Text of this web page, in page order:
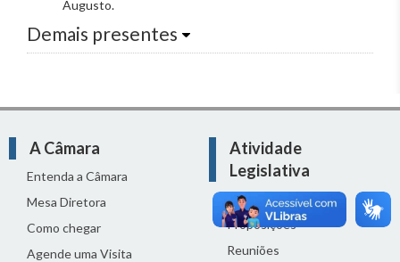
Augusto.
Demais presentes
A Câmara
Entenda a Câmara
Mesa Diretora
Como chegar
Agende uma Visita
Atividade
Legislativa
Legislação
Proposições
Reuniões